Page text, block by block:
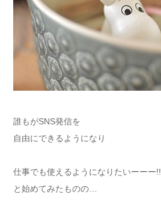
誰もがSNS発信を
自由にできるようになり
仕事でも使えるようになりたいーーー!!
と始めてみたものの…